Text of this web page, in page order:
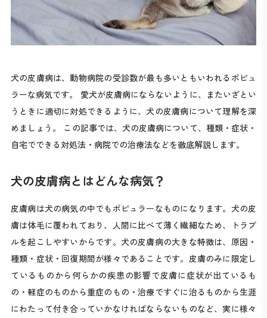
犬の皮膚病は、動物病院の受診数が最も多いともいわれるポピュ
ラーな病気です。 愛犬が皮膚病にならないように、またいざとい
うときに適切に対処できるように、犬の皮膚病について理解を深
めましょう。 この記事では、犬の皮膚病について、種類・症状・
自宅でできる対処法・病院での治療法などを徹底解説します。
犬の皮膚病とはどんな病気？
皮膚病は犬の病気の中でもポピュラーなものになります。犬の皮
膚は体毛に覆われており、人間に比べて薄く繊細なため、トラブ
ルを起こしやすいからです。犬の皮膚病の大きな特徴は、原因・
種類・症状・回復期間が様々であることです。皮膚のみに限定し
ているものから何らかの疾患の影響で皮膚に症状が出ているも
の・軽症のものから重症のもの・治療ですぐに治るものから生涯
にわたって付き合っていかなければならないものなど、実に様々